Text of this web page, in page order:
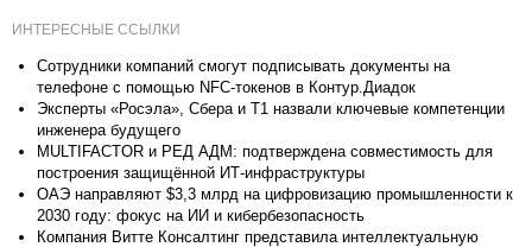
ИНТЕРЕСНЫЕ ССЫЛКИ
Сотрудники компаний смогут подписывать документы на
телефоне с помощью NFC-токенов в Контур.Диадок
Эксперты «Росэла», Сбера и Т1 назвали ключевые компетенции
инженера будущего
MULTIFACTOR и РЕД АДМ: подтверждена совместимость для
построения защищённой ИТ-инфраструктуры
ОАЭ направляют $3,3 млрд на цифровизацию промышленности к
2030 году: фокус на ИИ и кибербезопасность
Компания Витте Консалтинг представила интеллектуальную